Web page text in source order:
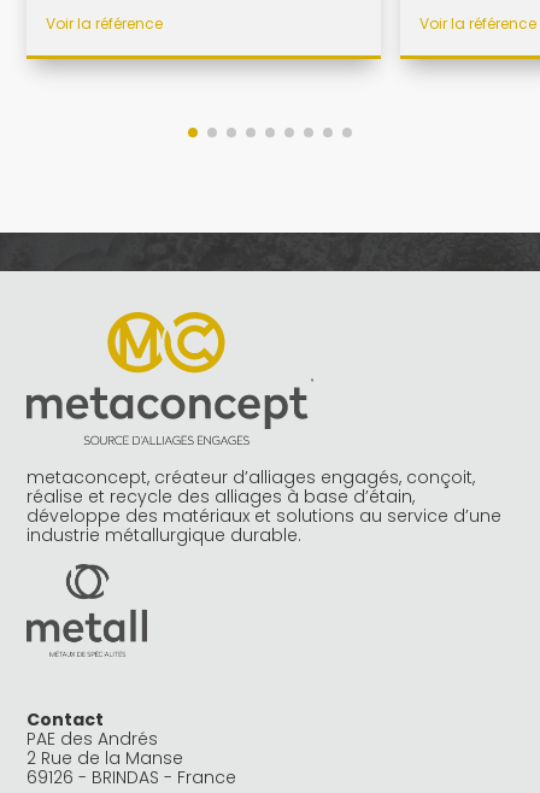
Voir la référence Voir la référence
metaconcept, créateur d’alliages engagés, conçoit,
réalise et recycle des alliages à base d’étain,
développe des matériaux et solutions au service d’une
industrie métallurgique durable.
Contact
PAE des Andrés
2 Rue de la Manse
69126 - BRINDAS - France